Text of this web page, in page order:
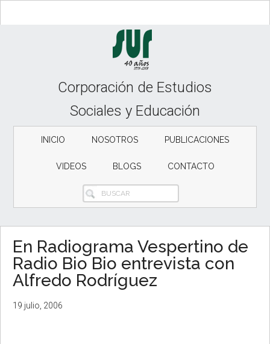
to
to
to
Corporación de Estudios
Sociales y Educación
INICIO NOSOTROS PUBLICACIONES
VIDEOS BLOGS CONTACTO
BUSCAR
En Radiograma Vespertino de
Radio Bio Bio entrevista con
Alfredo Rodríguez
19 julio, 2006